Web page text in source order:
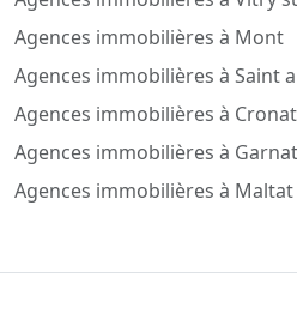
Agences immobilières à Mont
Agences immobilières à Saint
Agences immobilières à Cronat
Agences immobilières à
Agences immobilières à Maltat